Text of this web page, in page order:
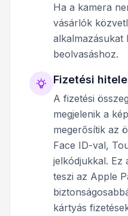
Ha a kamera
vásárlók
alkalmazásukat
beolvasáshoz.
Fizetési
A fizetési
megjelenik a
megerősítik az
Face ID-val,
jelkódjukkal. Ez
teszi az Apple
kártyás